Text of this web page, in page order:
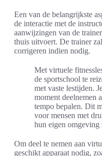
Een van de belangrijkste
de interactie met de
aanwijzingen van de
thuis uitvoert. De trainer
corrigeren indien nodig.
Met virtuele
de sportschool te
met vaste lestijden.
moment deelnemen
tempo bepalen. Dit
voor mensen met
hun eigen omgeving
Om deel te nemen aan
geschikt apparaat nodig,